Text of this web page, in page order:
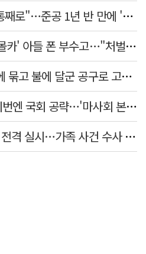
"아파트 외벽 테라스가 통째로"…준공 1년 반 만에 '아찔 사고'
전북 경찰 간부 '女교사 몰카' 아들 폰 부수고…"처벌 못하는 사안" 내부망에 글
'외도 의심' 아내 화장실에 묶고 불에 달군 공구로 고문…남편 검거
김병삼 경북 영천시장, 이번엔 국회 공략…'마사회 본사 이전·광역교통망 확충' 요청
경찰, 9월 초부터 상피제 전격 실시…가족 사건 수사 못해